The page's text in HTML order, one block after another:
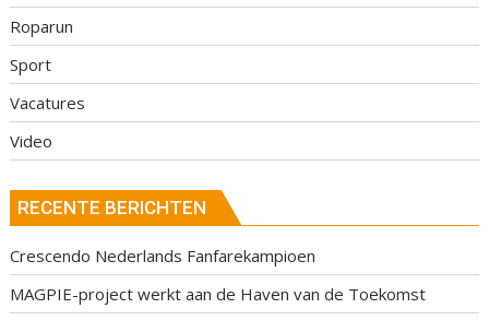
Roparun
Sport
Vacatures
Video
RECENTE BERICHTEN
Crescendo Nederlands Fanfarekampioen
MAGPIE-project werkt aan de Haven van de Toekomst